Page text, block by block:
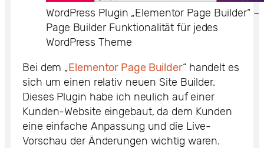
WordPress Plugin „Elementor Page Builder“ –
Page Builder Funktionalität für jedes
WordPress Theme
Bei dem „Elementor Page Builder“ handelt es
sich um einen relativ neuen Site Builder.
Dieses Plugin habe ich neulich auf einer
Kunden-Website eingebaut, da dem Kunden
eine einfache Anpassung und die Live-
Vorschau der Änderungen wichtig waren.